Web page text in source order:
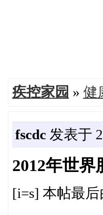
疾控家园 » 健
fscdc发表于
2012年世
[i=s] 本帖最后